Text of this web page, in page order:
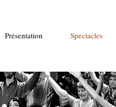
Présentation Spectacles